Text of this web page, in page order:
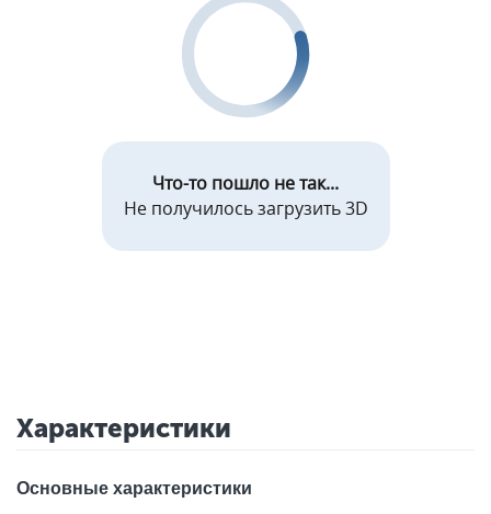
Что-то пошло не так...
Не получилось загрузить 3D
Характеристики
Основные характеристики